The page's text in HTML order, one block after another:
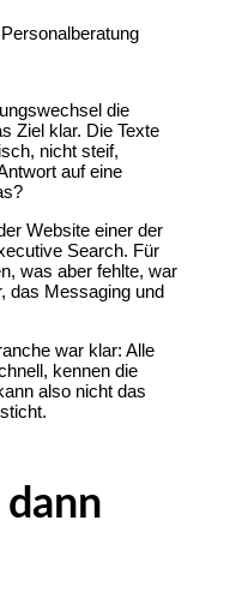
die
Ziel klar. Die Texte
nicht steif,
auf eine
Website einer der
Search. Für
was aber fehlte, war
das Messaging und
war klar: Alle
kennen die
also nicht das